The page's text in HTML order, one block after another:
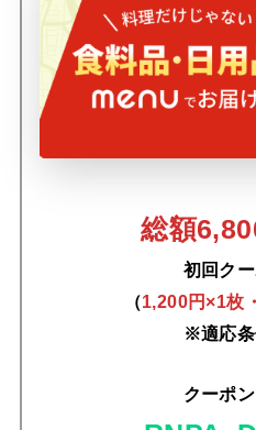
総額
初回クー
（1,200円×1枚
※適応条
クーポ